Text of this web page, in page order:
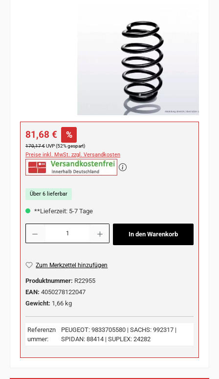
Verkaufspreis:
81,68 € %
Regulärer Preis:
170,17 €UVP (52% gespart)
Preise inkl. MwSt. zzgl. Versandkosten
Über 6 lieferbar
**Lieferzeit: 5-7 Tage
Produkt Anzahl: Gib den gewünschten Wert ein oder benutze die Schaltflächen
In den Warenkorb
Zum Merkzettel hinzufügen
Produktnummer: R22955
EAN: 4050278122047
Gewicht: 1,66 kg
Referenzn
ummer:
PEUGEOT: 9833705580 | SACHS: 992317 |
SPIDAN: 88414 | SUPLEX: 24282